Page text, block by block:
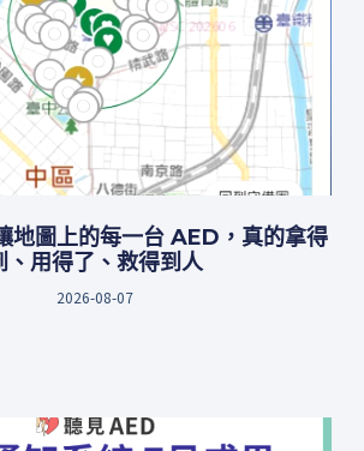
地圖上的每一台 AED，真的拿得
、用得了、救得到人
2026-08-07